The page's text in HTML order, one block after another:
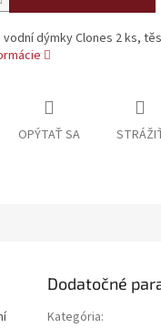
dýmky Clones 2 ks,
OPÝTAŤ SA
Dodatočné
Kategória: